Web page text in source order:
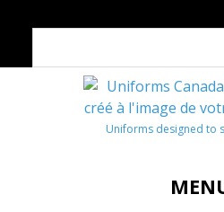
Uniforms designed to